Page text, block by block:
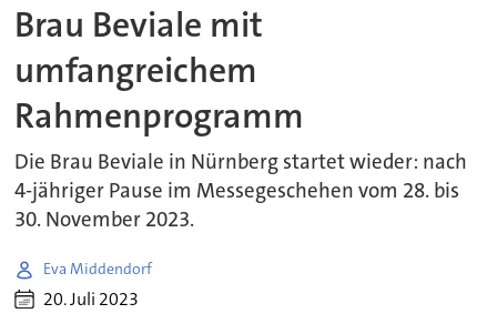
Brau Beviale mit
umfangreichem
Rahmenprogramm
Die Brau Beviale in Nürnberg startet wieder: nach
4-jähriger Pause im Messegeschehen vom 28. bis
30. November 2023.
Eva Middendorf
20. Juli 2023